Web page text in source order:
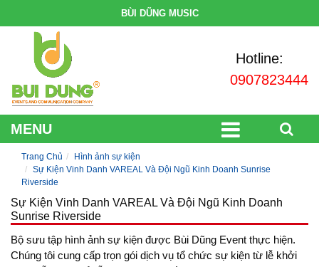
BÙI DŨNG MUSIC
Hotline:
0907823444
MENU
Trang Chủ
Hình ảnh sự kiện
Sự Kiện Vinh Danh VAREAL Và Đội Ngũ Kinh Doanh Sunrise
Riverside
Sự Kiện Vinh Danh VAREAL Và Đội Ngũ Kinh Doanh
Sunrise Riverside
Bộ sưu tập hình ảnh sự kiện được Bùi Dũng Event thực hiện.
Chúng tôi cung cấp trọn gói dịch vụ tổ chức sự kiện từ lễ khởi